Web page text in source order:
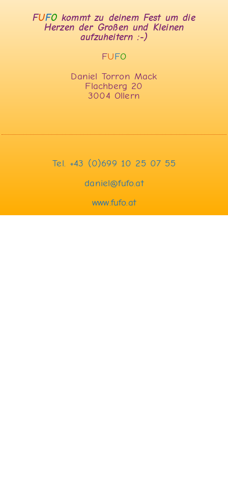
FUFOkommt zu deinem Fest um die
Herzen der Großen und Kleinen
aufzuheitern :-)
FUFO
Daniel Torron Mack
Flachberg 20
3004 Ollern
Tel. +43 (0)699 10 25 07 55
daniel@fufo.at
www.fufo.at